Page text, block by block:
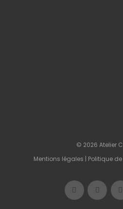
© 2026 Atelier
Mentions légales | Politique